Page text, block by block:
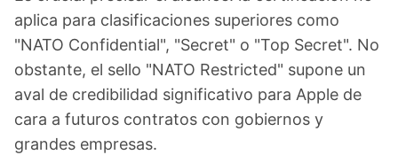
aplica para clasificaciones superiores como
"NATO Confidential", "Secret" o "Top Secret". No
obstante, el sello "NATO Restricted" supone un
aval de credibilidad significativo para Apple de
cara a futuros contratos con gobiernos y
grandes empresas.